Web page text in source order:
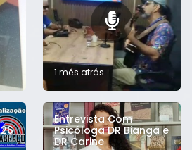
1 mês atrás
Entrevista Com
Psicóloga DR Bianga e
DR Carine